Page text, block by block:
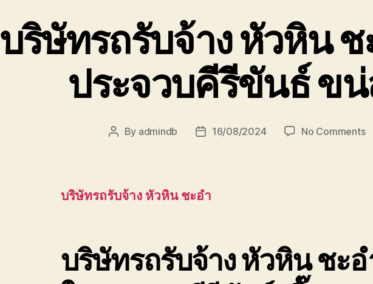
บริษัทรถรับจ้าง หัวหิน ช
ประจวบคีรีขันธ์ ขน่
Post
By admindb
Post16/08/2024 No Comments
ส
บริษัทรถรับจ้าง หัวหิน ชะอำ
บริษัทรถรับจ้าง หัวหิน ชะ